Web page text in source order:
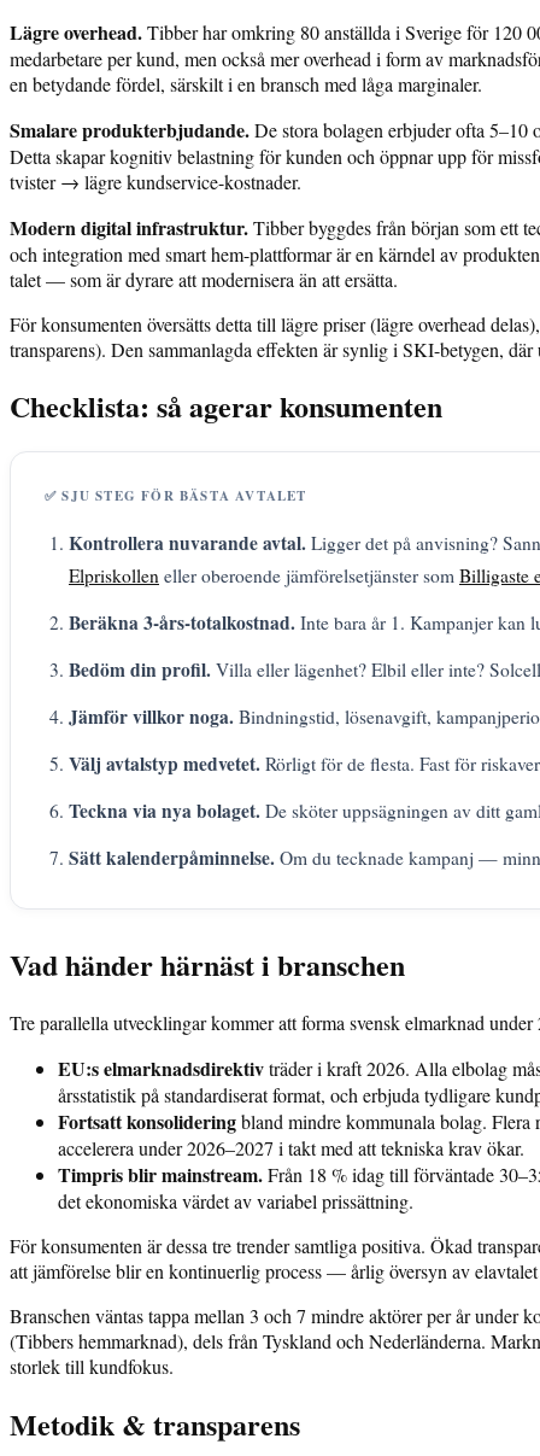
Lägre overhead.Tibber har omkring 80 anställda i Sverige för 120
medarbetare per kund, men också mer overhead i form av
en betydande fördel, särskilt i en bransch med låga marginaler.
Smalare produkterbjudande.De stora bolagen erbjuder ofta 5–10
Detta skapar kognitiv belastning för kunden och öppnar upp för
tvister → lägre kundservice-kostnader.
Modern digital infrastruktur.Tibber byggdes från början som ett
och integration med smart hem-plattformar är en kärndel av
talet — som är dyrare att modernisera än att ersätta.
För konsumenten översätts detta till lägre priser (lägre overhead
transparens). Den sammanlagda effekten är synlig i SKI-betygen,
Checklista: så agerar konsumenten
✅ SJU STEG FÖR BÄSTA AVTALET
Kontrollera nuvarande avtal. Ligger det på anvisning?
Elpriskollen eller oberoende jämförelsetjänster som Billigaste
Beräkna 3-års-totalkostnad. Inte bara år 1. Kampanjer kan
Bedöm din profil. Villa eller lägenhet? Elbil eller inte?
Jämför villkor noga. Bindningstid, lösenavgift,
Välj avtalstyp medvetet. Rörligt för de flesta. Fast för
Teckna via nya bolaget. De sköter uppsägningen av ditt
Sätt kalenderpåminnelse. Om du tecknade kampanj —
Vad händer härnäst i branschen
Tre parallella utvecklingar kommer att forma svensk elmarknad
EU:s elmarknadsdirektivträder i kraft 2026. Alla elbolag
årsstatistik på standardiserat format, och erbjuda tydligare
Fortsatt konsolideringbland mindre kommunala bolag. Flera
accelerera under 2026–2027 i takt med att tekniska krav ökar.
Timpris blir mainstream.Från 18 % idag till förväntade
det ekonomiska värdet av variabel prissättning.
För konsumenten är dessa tre trender samtliga positiva. Ökad
att jämförelse blir en kontinuerlig process — årlig översyn av
Branschen väntas tappa mellan 3 och 7 mindre aktörer per år
(Tibbers hemmarknad), dels från Tyskland och Nederländerna.
storlek till kundfokus.
Metodik & transparens